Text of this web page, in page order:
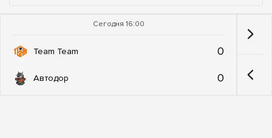
Сегодня 16:00
Team Team 0
Автодор 0